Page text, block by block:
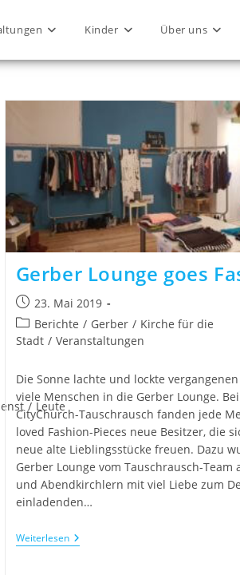
Kinder Über uns
/ Leute
Gerber Lounge goes
23. Mai 2019
Berichte / Gerber / Kirche für die
Stadt / Veranstaltungen
Die Sonne lachte und lockte
viele Menschen in die Gerber Lounge.
CityChurch-Tauschrausch fanden jede
loved Fashion-Pieces neue Besitzer, die
neue alte Lieblingsstücke freuen. Dazu
Gerber Lounge vom Tauschrausch-Team
und Abendkirchlern mit viel Liebe zum
einladenden…
Weiterlesen